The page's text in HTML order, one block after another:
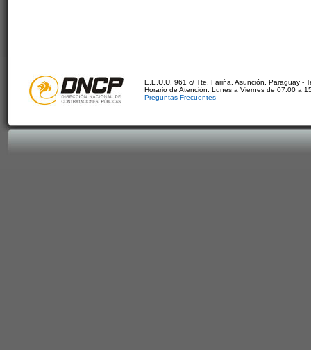
E.E.U.U. 961 c/ Tte. Fariña. Asunción, Paraguay -
Horario de Atención: Lunes a Viernes de 07:00 a
Preguntas Frecuentes